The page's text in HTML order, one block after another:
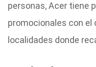
personas, Acer tiene
promocionales con el
localidades donde